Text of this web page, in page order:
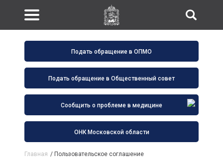
Подать обращение в ОПМО
Подать обращение в Общественный совет
Сообщить о проблеме в медицине
ОНК Московской области
Главная / Пользовательское соглашение